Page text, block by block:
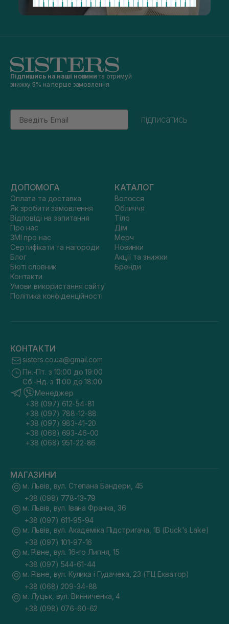
Підпишись на наші новини та отримуй
знижку 5% на перше замовлення
Email
підписатись
ДОПОМОГА
Оплата та доставка
Як зробити замовлення
Відповіді на запитання
Про нас
ЗМІ про нас
Сертифікати та нагороди
Блог
Бюті словник
Контакти
Умови використання сайту
Політика конфіденційності
КАТАЛОГ
Волосся
Обличчя
Тіло
Дім
Мерч
Новинки
Акції та знижки
Бренди
КОНТАКТИ
sisters.co.ua@gmail.com
Пн.-Пт. з 10:00 до 19:00
Сб.-Нд. з 11:00 до 18:00
Менеджер
+38 (097) 612-54-81
+38 (097) 788-12-88
+38 (097) 983-41-20
+38 (068) 693-46-00
+38 (068) 951-22-86
МАГАЗИНИ
м. Львів, вул. Степана Бандери, 45
+38 (098) 778-13-79
м. Львів, вул. Івана Франка, 36
+38 (097) 611-95-94
м. Львів, вул. Академіка Підстригача, 1В (Duck's Lake)
+38 (097) 101-97-16
м. Рівне, вул. 16-го Липня, 15
+38 (097) 544-61-44
м. Рівне, вул. Кулика і Гудачека, 23 (ТЦ Екватор)
+38 (068) 209-34-88
м. Луцьк, вул. Винниченка, 4
+38 (098) 076-60-62